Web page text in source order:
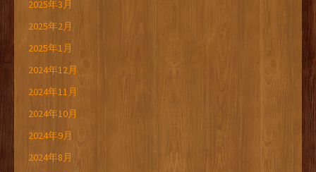
2025年3月
2025年2月
2025年1月
2024年12月
2024年11月
2024年10月
2024年9月
2024年8月